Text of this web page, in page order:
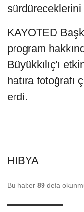
sürdüreceklerini
KAYOTED
program
Büyükkılıç'ı
hatıra fotoğrafı
erdi.
HIBYA
Bu haber 89 defa